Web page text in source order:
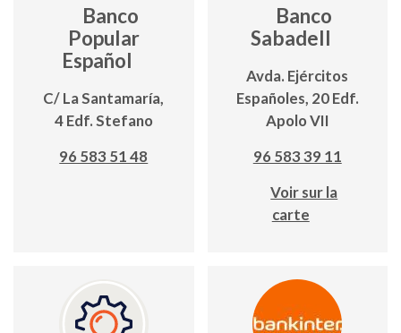
Banco
Popular
Español
C/ La Santamaría,
4 Edf. Stefano
96 583 51 48
Banco
Sabadell
Avda. Ejércitos
Españoles, 20 Edf.
Apolo VII
96 583 39 11
Voir sur la
carte